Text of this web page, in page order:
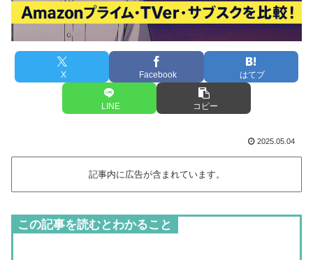
X Facebook はてブ
LINE コピー
2025.05.04
記事内に広告が含まれています。
この記事を読むとわかること